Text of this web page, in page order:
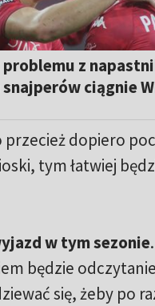
problemu z
snajperów ciągnie
przecież dopiero
tym łatwiej
w tym sezonie
będzie odczytanie
się, żeby po